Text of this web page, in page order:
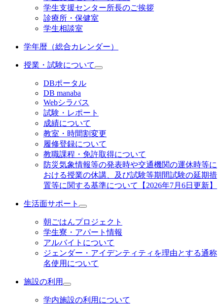
学生支援センター所長のご挨拶
診療所・保健室
学生相談室
学年暦（総合カレンダー）
授業・試験について
DBポータル
DB manaba
Webシラバス
試験・レポート
成績について
教室・時間割変更
履修登録について
教職課程・免許取得について
防災気象情報等の発表時や交通機関の運休時等に
おける授業の休講、及び試験等期間試験の延期措
置等に関する基準について【2026年7月6日更新】
生活面サポート
朝ごはんプロジェクト
学生寮・アパート情報
アルバイトについて
ジェンダー・アイデンティティを理由とする通称
名使用について
施設の利用
学内施設の利用について